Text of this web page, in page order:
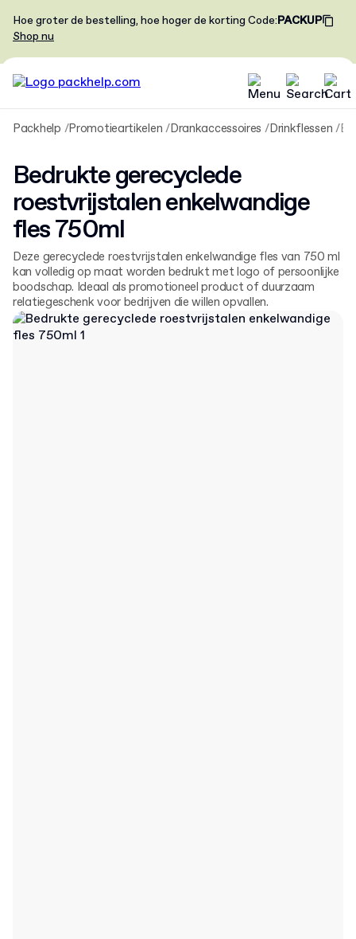
Hoe groter de bestelling, hoe hoger de korting Code:PACKUP
Shop nu
Packhelp Promotieartikelen Drankaccessoires Drinkflessen
Bedrukte gerecyclede
roestvrijstalen enkelwandige
fles 750ml
Deze gerecyclede roestvrijstalen enkelwandige fles van 750 ml
kan volledig op maat worden bedrukt met logo of persoonlijke
boodschap. Ideaal als promotioneel product of duurzaam
relatiegeschenk voor bedrijven die willen opvallen.